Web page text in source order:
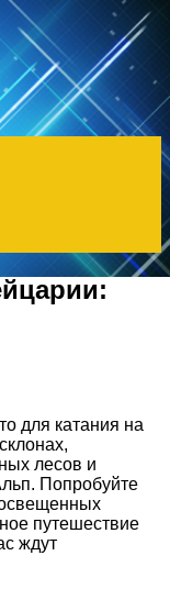
для катания на
лесов и
Попробуйте
путешествие
ждут